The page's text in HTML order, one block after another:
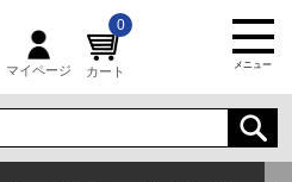
マイページ カート
0
メニュー